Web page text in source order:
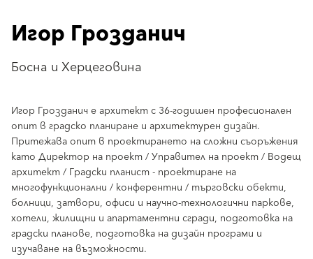
Игор Грозданич
Босна и Херцеговина
Игор Грозданич е архитект с 36-годишен професионален
опит в градско планиране и архитектурен дизайн.
Притежава опит в проектирането на сложни съоръжения
като Директор на проект / Управител на проект / Водещ
архитект / Градски планист - проектиране на
многофункционални / конферентни / търговски обекти,
болници, затвори, офиси и научно-технологични паркове,
хотели, жилищни и апартаментни сгради, подготовка на
градски планове, подготовка на дизайн програми и
изучаване на възможности.